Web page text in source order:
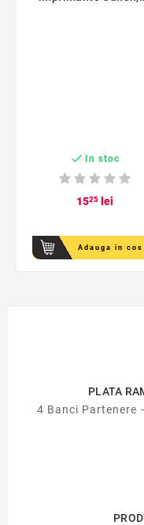
 In stoc
1525lei
Adauga in cos
PLATA
4 Banci Partenere